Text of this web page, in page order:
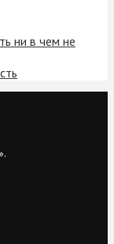
ни в чем не